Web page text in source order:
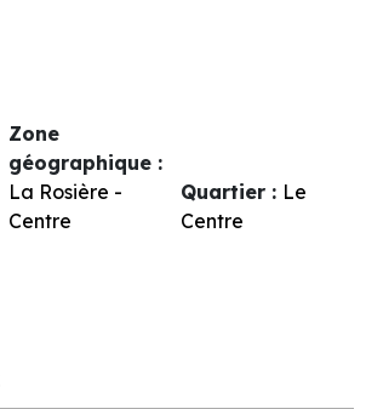
Zone
géographique :
La Rosière -
Centre
Quartier : Le
Centre